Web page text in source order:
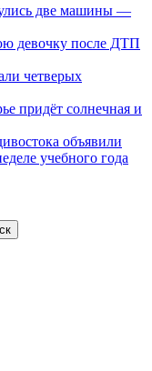
две машины —
девочку после ДТП
четверых
придёт солнечная и
объявили
учебного года